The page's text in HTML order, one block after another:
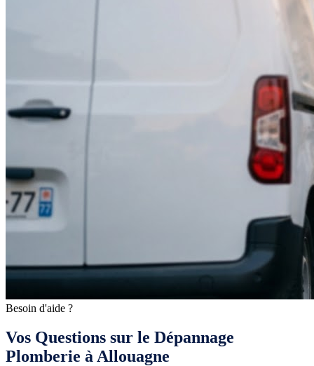
Besoin d'aide ?
Vos Questions sur le Dépannage
Plomberie à Allouagne